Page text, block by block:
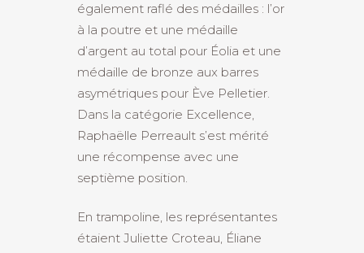
également raflé des médailles : l’or
à la poutre et une médaille
d’argent au total pour Éolia et une
médaille de bronze aux barres
asymétriques pour Ève Pelletier.
Dans la catégorie Excellence,
Raphaëlle Perreault s’est mérité
une récompense avec une
septième position.
En trampoline, les représentantes
étaient Juliette Croteau, Éliane